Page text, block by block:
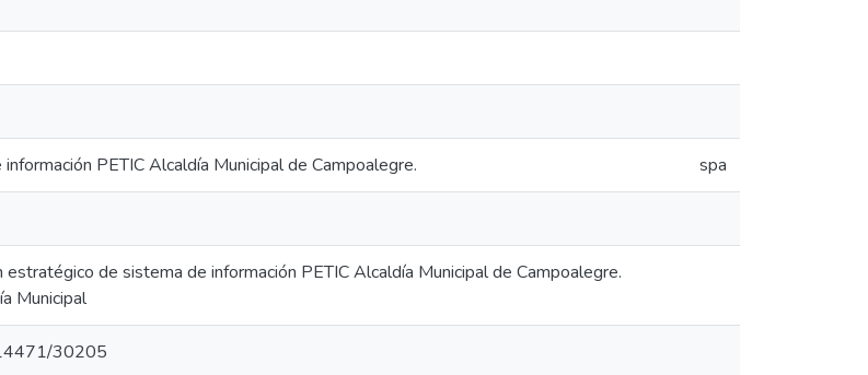
PETIC Alcaldía Municipal de Campoalegre. spa
de sistema de información PETIC Alcaldía Municipal de Campoalegre.
Municipal
30205